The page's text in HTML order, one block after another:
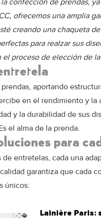
ofrecemos una amplia
creando una chaqueta
para realzar sus
proceso de elección de
aportando
en el rendimiento y la
y la durabilidad de sus
el alma de la prenda.
para
entretelas, cada una
garantiza que cada
únicos:
Lainière Paris: